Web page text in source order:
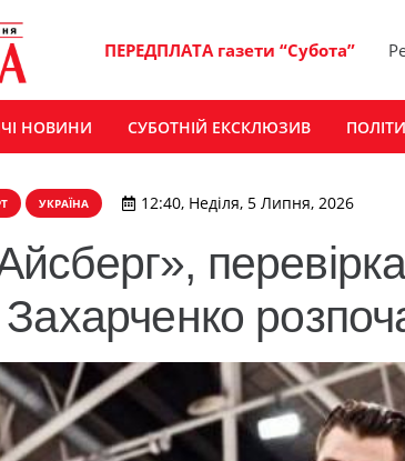
ПЕРЕДПЛАТА газети “Субота”
НОВИНИ СУБОТНІЙ ЕКСКЛЮЗИВ
УКРАЇНА 12:40, Неділя, 5 Липня, 2026
перевірка
Захарченко